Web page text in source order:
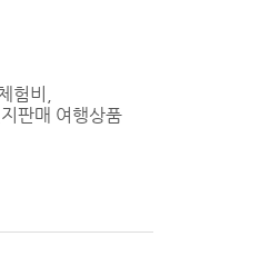
비,
판매 여행상품